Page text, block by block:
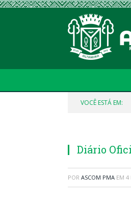
VOCÊ ESTÁ EM:
Diário
POR ASCOM PMA EM 4